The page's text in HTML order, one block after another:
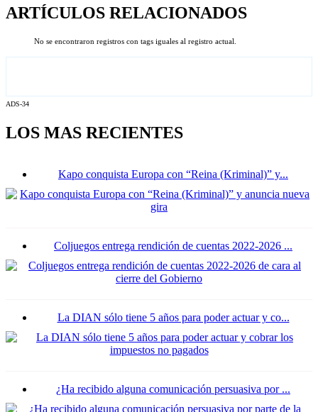
ARTÍCULOS RELACIONADOS
No se encontraron registros con tags iguales al registro actual.
ADS-34
LOS MAS RECIENTES
Kapo conquista Europa con “Reina (Kriminal)” y...
Coljuegos entrega rendición de cuentas 2022-2026 ...
La DIAN sólo tiene 5 años para poder actuar y co...
¿Ha recibido alguna comunicación persuasiva por ...